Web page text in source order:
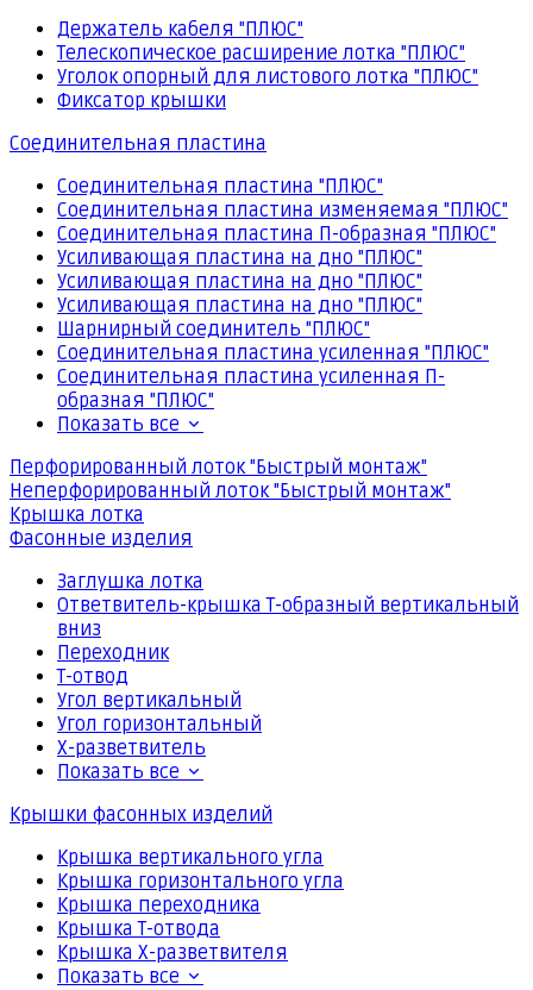
Держатель кабеля "ПЛЮС"
Телескопическое расширение лотка "ПЛЮС"
Уголок опорный для листового лотка "ПЛЮС"
Фиксатор крышки
Соединительная пластина
Соединительная пластина "ПЛЮС"
Соединительная пластина изменяемая "ПЛЮС"
Соединительная пластина П-образная "ПЛЮС"
Усиливающая пластина на дно "ПЛЮС"
Усиливающая пластина на дно "ПЛЮС"
Усиливающая пластина на дно "ПЛЮС"
Шарнирный соединитель "ПЛЮС"
Соединительная пластина усиленная "ПЛЮС"
Соединительная пластина усиленная П-
образная "ПЛЮС"
Показать все
Перфорированный лоток "Быстрый монтаж"
Неперфорированный лоток "Быстрый монтаж"
Крышка лотка
Фасонные изделия
Заглушка лотка
Ответвитель-крышка Т-образный вертикальный
вниз
Переходник
Т-отвод
Угол вертикальный
Угол горизонтальный
Х-разветвитель
Показать все
Крышки фасонных изделий
Крышка вертикального угла
Крышка горизонтального угла
Крышка переходника
Крышка Т-отвода
Крышка Х-разветвителя
Показать все